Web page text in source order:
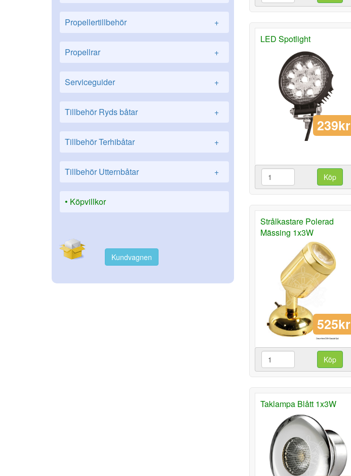
Propellertillbehör +
Propellrar +
Serviceguider +
Tillbehör Ryds båtar +
Tillbehör Terhibåtar +
Tillbehör Utternbåtar +
Köpvillkor
Kundvagnen
LED Spotlight
239kr
Köp
Strålkastare Polerad
Mässing 1x3W
525kr
Köp
Taklampa Blått 1x3W